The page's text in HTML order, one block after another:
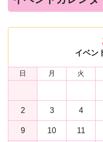
イベン
日 月 火
2 3 4
9 10 11